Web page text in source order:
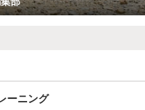
ーニング